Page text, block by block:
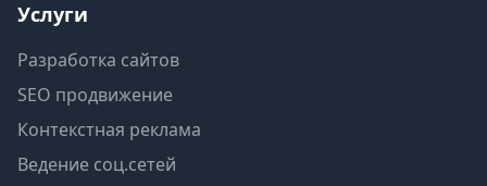
Услуги
Разработка сайтов
SEO продвижение
Контекстная реклама
Ведение соц.сетей